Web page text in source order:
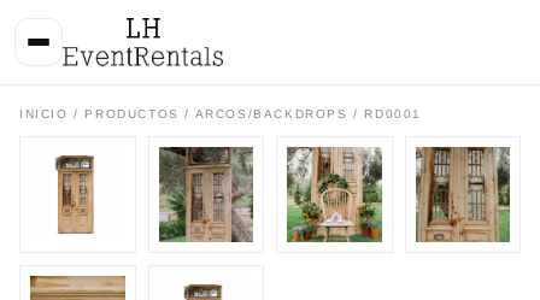
INICIO / PRODUCTOS/ ARCOS/BACKDROPS / RD0001